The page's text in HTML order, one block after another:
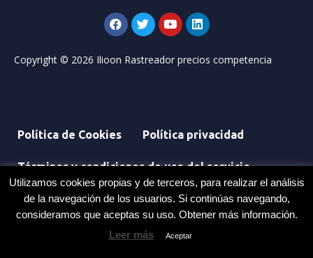
Copyright © 2026 Ilioon Rastreador precios competencia
Política de Cookies Política privacidad
Términos y condiciones de uso del servicio
Utilizamos cookies propias y de terceros, para realizar el análisis
de la navegación de los usuarios. Si continúas navegando,
consideramos que aceptas su uso. Obtener más información.
Leer más
Aceptar